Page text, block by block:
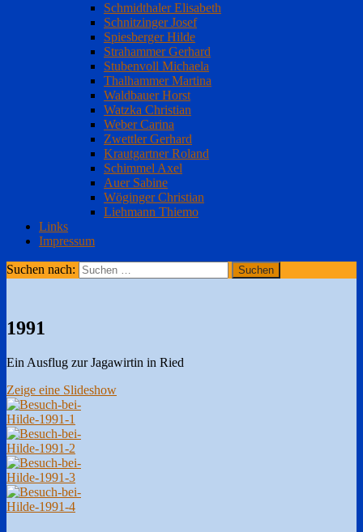
Schmidthaler Elisabeth
Schnitzinger Josef
Spiesberger Hilde
Strahammer Gerhard
Stubenvoll Michaela
Thalhammer Martina
Waldbauer Horst
Watzka Christian
Weber Carina
Zwettler Gerhard
Krautgartner Roland
Schimmel Axel
Auer Sabine
Wöginger Christian
Liehmann Thiemo
Links
Impressum
Suchen nach:
1991
Ein Ausflug zur Jagawirtin in Ried
Zeige eine Slideshow